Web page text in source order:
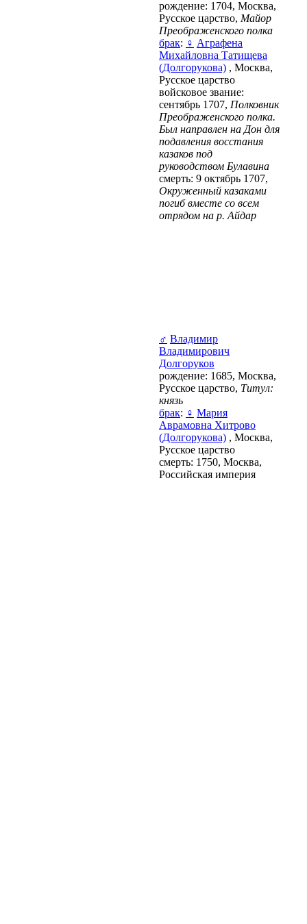
рождение: 1704, Москва,
Русское царство, Майор
Преображенского полка
брак: ♀ Аграфена
Михайловна Татищева
(Долгорукова) , Москва,
Русское царство
войсковое звание:
сентябрь 1707, Полковник
Преображенского полка.
Был направлен на Дон для
подавления восстания
казаков под
руководством Булавина
смерть: 9 октябрь 1707,
Окруженный казаками
погиб вместе со всем
отрядом на р. Айдар
♂ Владимир
Владимирович
Долгоруков
рождение: 1685, Москва,
Русское царство, Титул:
князь
брак: ♀ Мария
Аврамовна Хитрово
(Долгорукова) , Москва,
Русское царство
смерть: 1750, Москва,
Российская империя